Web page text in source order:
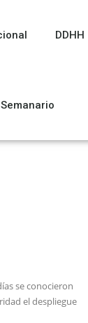
DDHH
Semanario
se conocieron
el despliegue